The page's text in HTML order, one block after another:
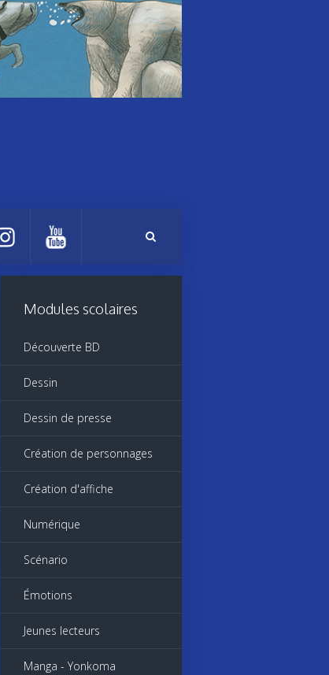
Modules scolaires
Découverte BD
Dessin
Dessin de presse
Création de personnages
Création d'affiche
Numérique
Scénario
Émotions
Jeunes lecteurs
Manga - Yonkoma